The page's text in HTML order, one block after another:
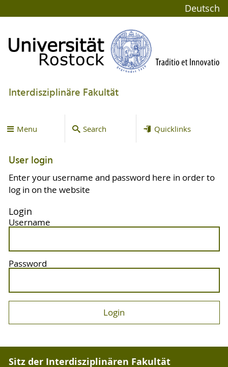
Deutsch
Interdisziplinäre Fakultät
Menu Search Quicklinks
User login
Enter your username and password here in order to
log in on the website
Login
Username
Password
Sitz der Interdisziplinären Fakultät